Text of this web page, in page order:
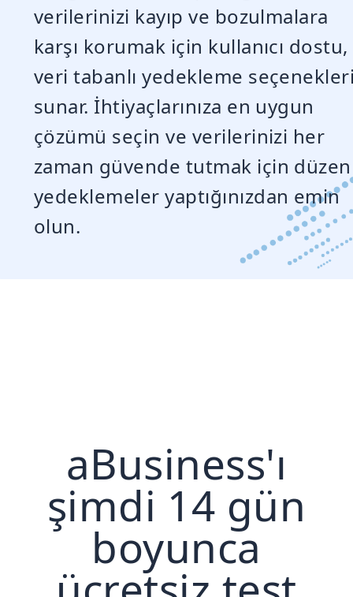
verilerinizi kayıp ve bozulmalara
karşı korumak için kullanıcı dostu,
veri tabanlı yedekleme
sunar. İhtiyaçlarınıza en uygun
çözümü seçin ve verilerinizi her
zaman güvende tutmak için
yedeklemeler yaptığınızdan emin
olun.
aBusiness'ı
şimdi 14 gün
boyunca